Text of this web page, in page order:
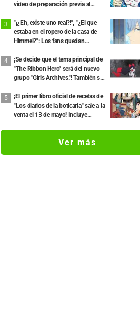
video de preparación previa al
"Es más crudo de lo imaginado",
"Hablan puro de trabajo"
"¡¿Eh, existe uno real?!", "¿El que
estaba en el ropero de la casa de
Himmel?": Los fans quedan
"Cuerno del Dragón Oscuro" que
apareció en el episodio 1 de
"Frieren: Más allá del final del viaje"
¡Se decide que el tema principal de
"The Ribbon Hero" será del nuevo
grupo "Girls Archives."! También se
miembros del elenco
¡El primer libro oficial de recetas de
"Los diarios de la boticaria" sale a la
venta el 13 de mayo! Incluye
Ver más